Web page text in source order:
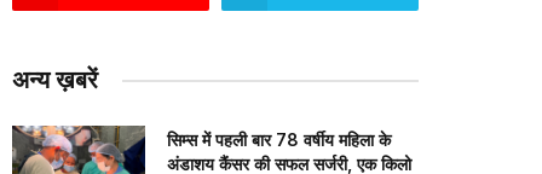
अन्य ख़बरें
सिम्स में पहली बार 78 वर्षीय महिला के
अंडाशय कैंसर की सफल सर्जरी, एक किलो